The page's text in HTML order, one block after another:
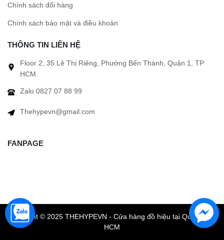
Chính sách đổi hàng
Chính sách bảo mật và điều khoản
THÔNG TIN LIÊN HỆ
Floor 2, 35 Lê Thị Riêng, Phường Bến Thành, Quận 1, TP
HCM.
Zalo 0827 07 88 99
Thehypevn@gmail.com
FANPAGE
Copyright © 2025 THEHYPEVN - Cửa hàng đồ hiệu tại Quận 1 TP
HCM